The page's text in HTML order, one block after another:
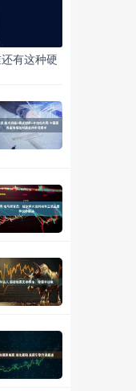
有这种硬